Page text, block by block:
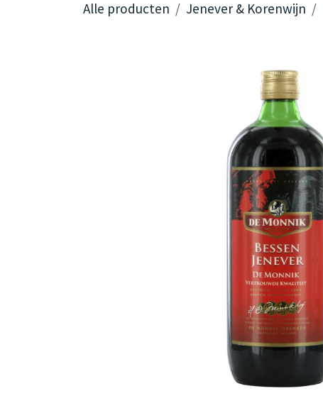
Alle producten Jenever & Korenwijn